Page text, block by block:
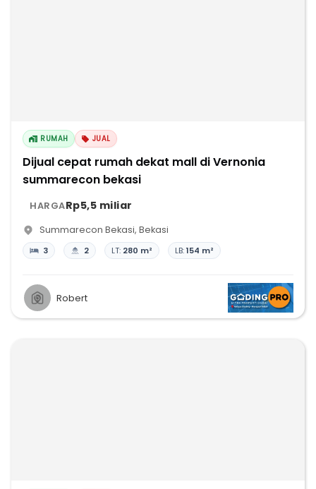
RUMAH JUAL
Dijual cepat rumah dekat mall di Vernonia
summarecon bekasi
HARGARp5,5 miliar
Summarecon Bekasi, Bekasi
3 2 LT: 280 m² LB:154 m²
Robert